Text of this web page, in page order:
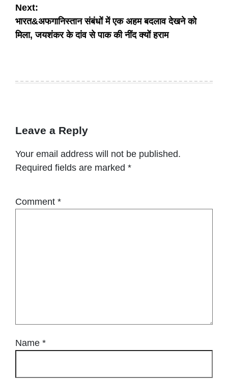
Next:
भारत&अफगानिस्तान संबंधों में एक अहम बदलाव देखने को
मिला, जयशंकर के दांव से पाक की नींद क्यों हराम
Leave a Reply
Your email address will not be published.
Required fields are marked *
Comment *
Name *